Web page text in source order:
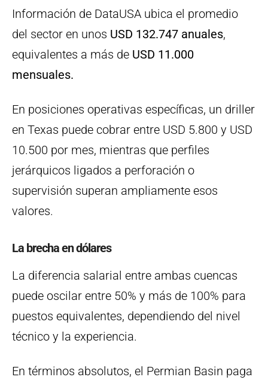
Información de DataUSA ubica el promedio
del sector en unos USD 132.747 anuales,
equivalentes a más de USD 11.000
mensuales.
En posiciones operativas específicas, un driller
en Texas puede cobrar entre USD 5.800 y USD
10.500 por mes, mientras que perfiles
jerárquicos ligados a perforación o
supervisión superan ampliamente esos
valores.
La brecha en dólares
La diferencia salarial entre ambas cuencas
puede oscilar entre 50% y más de 100% para
puestos equivalentes, dependiendo del nivel
técnico y la experiencia.
En términos absolutos, el Permian Basin paga